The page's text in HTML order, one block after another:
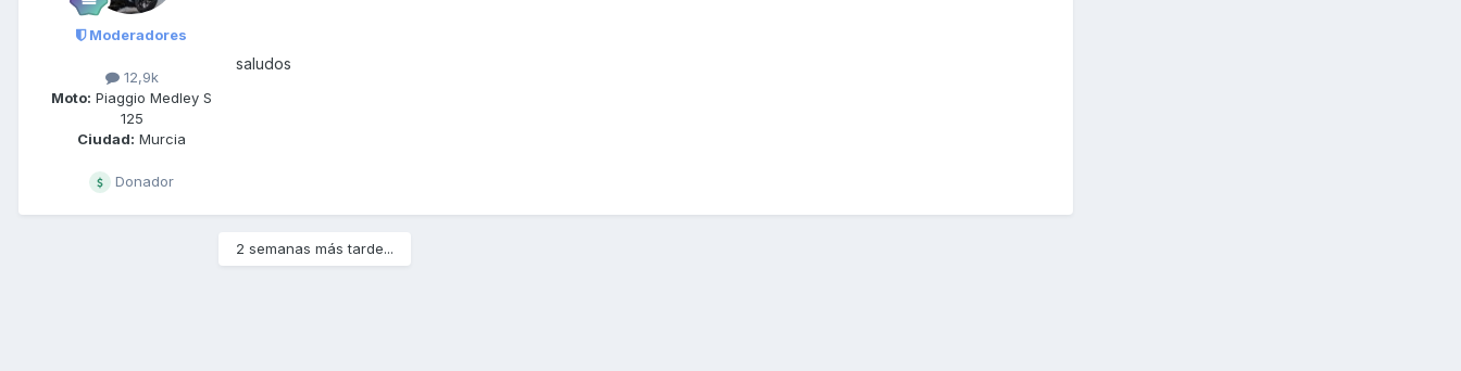
Moderadores
12,9k
Moto: Piaggio Medley S
125
Ciudad: Murcia
Donador
saludos
2 semanas más tarde...